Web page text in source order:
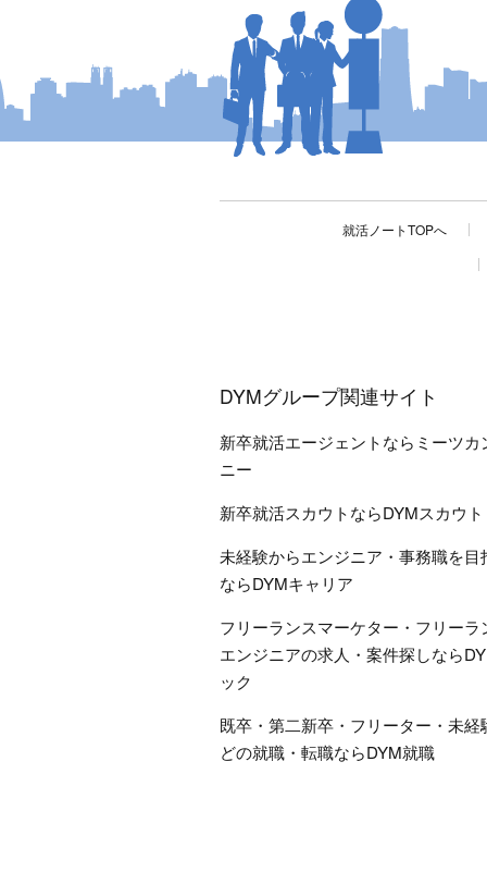
就活ノートTOPへ
DYMグループ関連サイト
新卒就活エージェントならミーツカ
ニー
新卒就活スカウトならDYMスカウト
未経験からエンジニア・事務職を目
ならDYMキャリア
フリーランスマーケター・フリーラ
エンジニアの求人・案件探しなら
ック
既卒・第二新卒・フリーター・未経
どの就職・転職ならDYM就職